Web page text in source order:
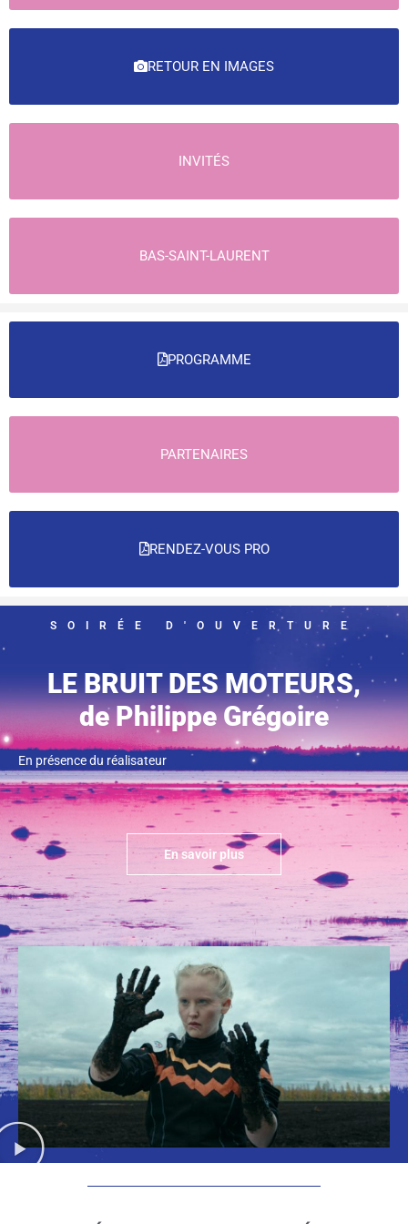
RETOUR EN IMAGES
INVITÉS
BAS-SAINT-LAURENT
PROGRAMME
PARTENAIRES
RENDEZ-VOUS PRO
SOIRÉE D'OUVERTURE
LE BRUIT DES MOTEURS,
de Philippe Grégoire
En présence du réalisateur
En savoir plus